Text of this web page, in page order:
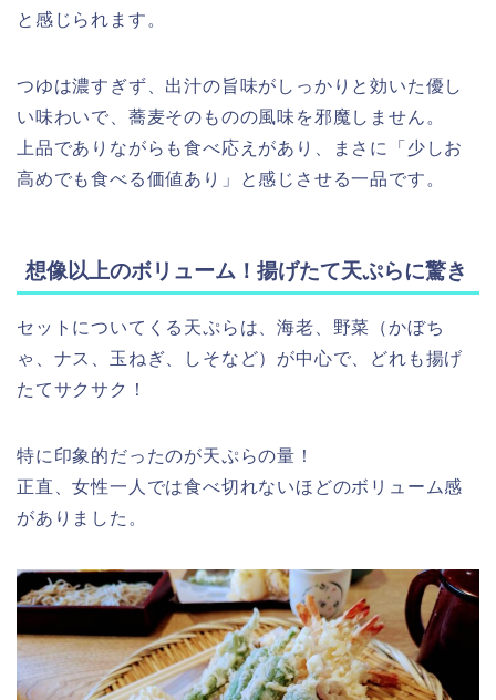
と感じられます。
つゆは濃すぎず、出汁の旨味がしっかりと効いた優し
い味わいで、蕎麦そのものの風味を邪魔しません。
上品でありながらも食べ応えがあり、まさに「少しお
高めでも食べる価値あり」と感じさせる一品です。
想像以上のボリューム！揚げたて天ぷらに驚き
セットについてくる天ぷらは、海老、野菜（かぼち
ゃ、ナス、玉ねぎ、しそなど）が中心で、どれも揚げ
たてサクサク！
特に印象的だったのが天ぷらの量！
正直、女性一人では食べ切れないほどのボリューム感
がありました。